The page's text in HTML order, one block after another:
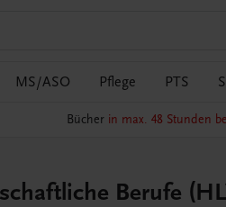
MS/ASO Pflege PTS
Bücher in max. 48 Stunden
Berufe